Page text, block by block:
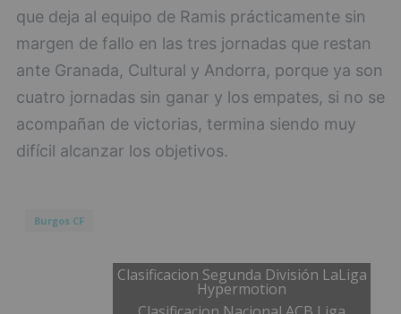
que deja al equipo de Ramis prácticamente sin
margen de fallo en las tres jornadas que restan
ante Granada, Cultural y Andorra, porque ya son
cuatro jornadas sin ganar y los empates, si no se
acompañan de victorias, termina siendo muy
difícil alcanzar los objetivos.
Burgos CF
Clasificacion Segunda División LaLiga
Hypermotion